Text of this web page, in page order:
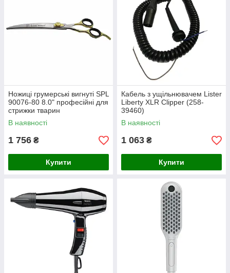
Ножиці грумерські вигнуті SPL
90076-80 8.0" професійні для
стрижки тварин
В наявності
1 756 ₴
Купити
Кабель з ущільнювачем Lister
Liberty XLR Clipper (258-
39460)
В наявності
1 063 ₴
Купити